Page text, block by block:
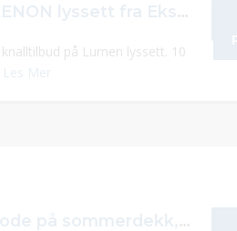
på Lumen lyssett. 10